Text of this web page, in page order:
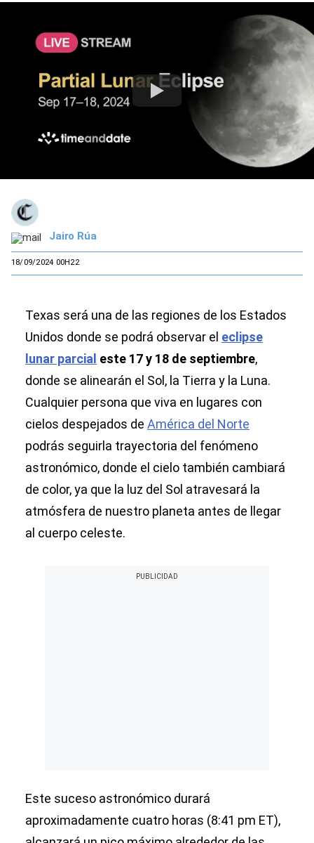
Jairo Rúa
18/09/2024 00H22
Texas será una de las regiones de los Estados
Unidos donde se podrá observar el eclipse
lunar parcial este 17 y 18 de septiembre,
donde se alinearán el Sol, la Tierra y la Luna.
Cualquier persona que viva en lugares con
cielos despejados de América del Norte
podrás seguirla trayectoria del fenómeno
astronómico, donde el cielo también cambiará
de color, ya que la luz del Sol atravesará la
atmósfera de nuestro planeta antes de llegar
al cuerpo celeste.
Este suceso astronómico durará
aproximadamente cuatro horas (8:41 pm ET),